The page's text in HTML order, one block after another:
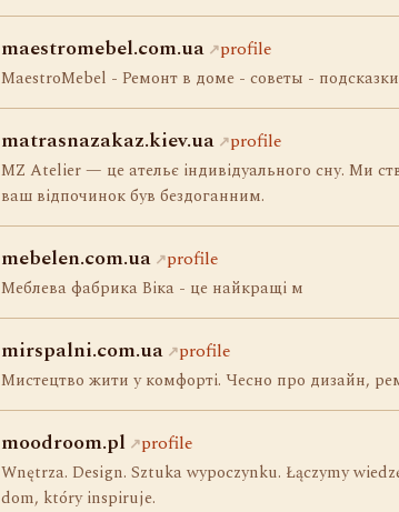
maestromebel.com.ua profile
MaestroMebel - Ремонт в доме - советы -
matrasnazakaz.kiev.ua profile
MZ Atelier — це ательє індивідуального сну. Ми
ваш відпочинок був бездоганним.
mebelen.com.ua profile
Меблева фабрика Віка - це найкращі м
mirspalni.com.ua profile
Мистецтво жити у комфорті. Чесно про дизайн,
moodroom.pl profile
Wnętrza. Design. Sztuka wypoczynku. Łączymy
dom, który inspiruje.